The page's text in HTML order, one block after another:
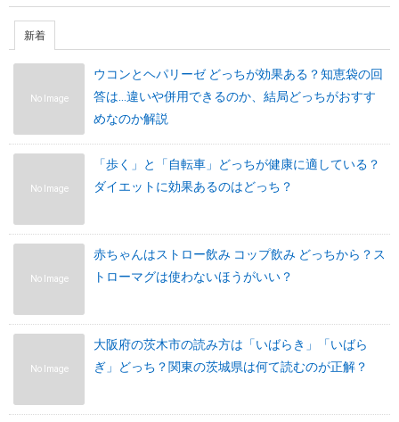
新着
No Image
ウコンとヘパリーゼ どっちが効果ある？知恵袋の回
答は…違いや併用できるのか、結局どっちがおすす
めなのか解説
No Image
「歩く」と「自転車」どっちが健康に適している？
ダイエットに効果あるのはどっち？
No Image
赤ちゃんはストロー飲み コップ飲み どっちから？ス
トローマグは使わないほうがいい？
No Image
大阪府の茨木市の読み方は「いばらき」「いばら
ぎ」どっち？関東の茨城県は何て読むのが正解？